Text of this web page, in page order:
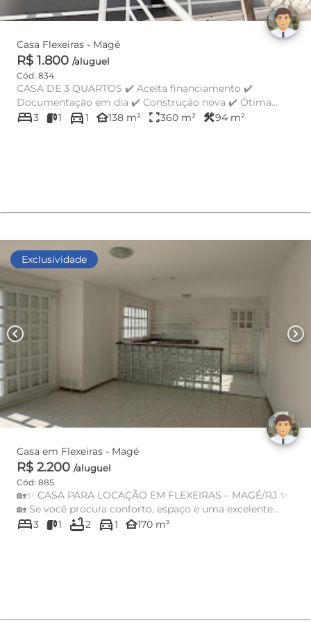
Casa Flexeiras - Magé
R$ 1.800 /aluguel
Cód: 834
CASA DE 3 QUARTOS ✔️ Aceita financiamento ✔️
Documentação em dia ✔️ Construção nova ✔️ Ótima
localização ✔️ So...
bed3 1 directions_car1 other_houses138 m² fullscreen360 m² construction94 m²
Exclusividade
chevron_left chevron_right
Casa em Flexeiras - Magé
R$ 2.200 /aluguel
Cód: 885
🏡✨ CASA PARA LOCAÇÃO EM FLEXEIRAS – MAGÉ/RJ ✨
🏡 Se você procura conforto, espaço e uma excelente
localização, esta é a...
bed3 1 bathtub2 directions_car1 other_houses170 m²